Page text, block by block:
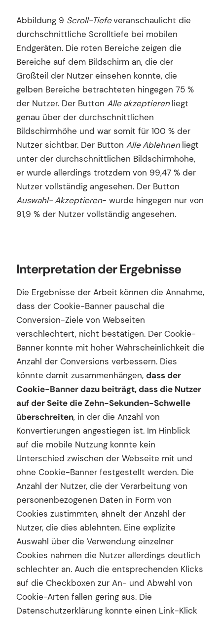
Abbildung 9 Scroll-Tiefeveranschaulicht die
durchschnittliche Scrolltiefe bei mobilen
Endgeräten. Die roten Bereiche zeigen die
Bereiche auf dem Bildschirm an, die der
Großteil der Nutzer einsehen konnte, die
gelben Bereiche betrachteten hingegen 75 %
der Nutzer. Der Button Alle akzeptieren liegt
genau über der durchschnittlichen
Bildschirmhöhe und war somit für 100 % der
Nutzer sichtbar. Der Button Alle Ablehnen liegt
unter der durchschnittlichen Bildschirmhöhe,
er wurde allerdings trotzdem von 99,47 % der
Nutzer vollständig angesehen. Der Button
Auswahl- Akzeptieren- wurde hingegen nur von
91,9 % der Nutzer vollständig angesehen.
Interpretation der Ergebnisse
Die Ergebnisse der Arbeit können die Annahme,
dass der Cookie-Banner pauschal die
Conversion-Ziele von Webseiten
verschlechtert, nicht bestätigen. Der Cookie-
Banner konnte mit hoher Wahrscheinlichkeit die
Anzahl der Conversions verbessern. Dies
könnte damit zusammenhängen, dass der
Cookie-Banner dazu beiträgt, dass die Nutzer
auf der Seite die Zehn-Sekunden-Schwelle
überschreiten, in der die Anzahl von
Konvertierungen angestiegen ist. Im Hinblick
auf die mobile Nutzung konnte kein
Unterschied zwischen der Webseite mit und
ohne Cookie-Banner festgestellt werden. Die
Anzahl der Nutzer, die der Verarbeitung von
personenbezogenen Daten in Form von
Cookies zustimmten, ähnelt der Anzahl der
Nutzer, die dies ablehnten. Eine explizite
Auswahl über die Verwendung einzelner
Cookies nahmen die Nutzer allerdings deutlich
schlechter an. Auch die entsprechenden Klicks
auf die Checkboxen zur An- und Abwahl von
Cookie-Arten fallen gering aus. Die
Datenschutzerklärung konnte einen Link-Klick